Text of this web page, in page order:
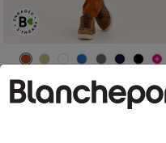
36 38 40 42 44 46
48
52
Pantalon fuselé couleur
LES MOINS CHERS